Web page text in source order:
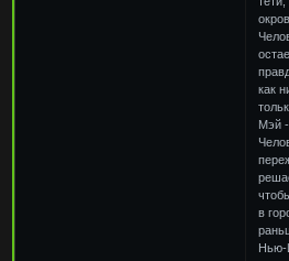
как
Мэй
в
Нью-